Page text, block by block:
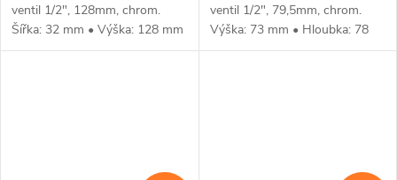
ventil 1/2", 128mm, chrom.
Šířka: 32 mm • Výška: 128 mm
• Hloubka: 84 mm • Barva:
ventil 1/2", 79,5mm, chrom.
Výška: 73 mm • Hloubka: 78
mm • Barva: Chrom • Materiál: